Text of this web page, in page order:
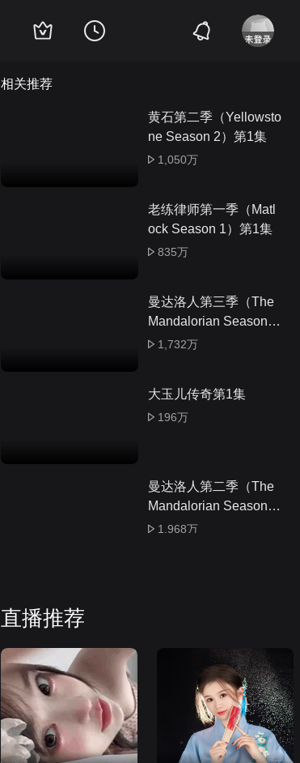
相关推荐
黄石第二季（Yellowsto
ne Season 2）第1集
1,050万
老练律师第一季（Matl
ock Season 1）第1集
835万
曼达洛人第三季（The
Mandalorian Season
3）第1集
1,732万
大玉儿传奇第1集
196万
曼达洛人第二季（The
Mandalorian Season
2）第1集
1,968万
第1集：DJ奥伦唱歌也
太好听了！黏土身体是
不是更还原，下次再做
直播推荐